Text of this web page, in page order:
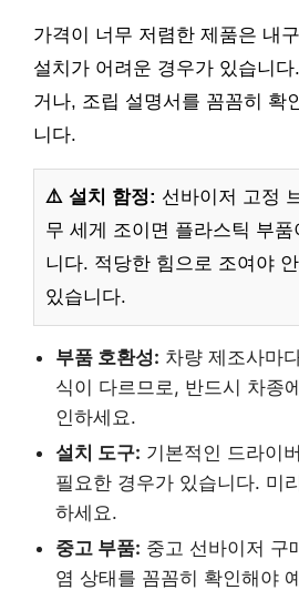
가격이 너무 저렴한 제품은 내
설치가 어려운 경우가 있습니
거나, 조립 설명서를 꼼꼼히 확
니다.
⚠️ 설치 함정: 선바이저 고정
무 세게 조이면 플라스틱 부
니다. 적당한 힘으로 조여야
있습니다.
부품 호환성: 차량 제조사마
식이 다르므로, 반드시 차종
인하세요.
설치 도구: 기본적인 드라이
필요한 경우가 있습니다. 미
하세요.
중고 부품: 중고 선바이저 구
염 상태를 꼼꼼히 확인해야